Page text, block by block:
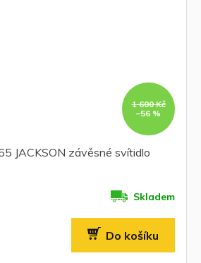
1 600 Kč
–56 %
JACKSON závěsné svítidlo
Skladem
Do košíku